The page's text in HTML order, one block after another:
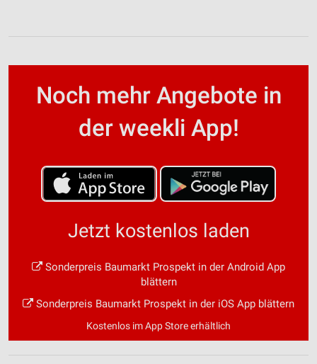
Noch mehr Angebote in
der weekli App!
Jetzt kostenlos laden
Sonderpreis Baumarkt Prospekt in der Android App
blättern
Sonderpreis Baumarkt Prospekt in der iOS App blättern
Kostenlos im App Store erhältlich